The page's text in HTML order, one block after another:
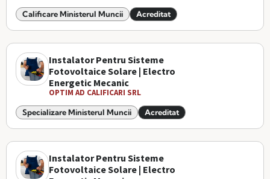
Calificare Ministerul Muncii Acreditat
Instalator Pentru Sisteme
Fotovoltaice Solare | Electro
Energetic Mecanic
OPTIM AD CALIFICARI SRL
Specializare Ministerul Muncii Acreditat
Instalator Pentru Sisteme
Fotovoltaice Solare | Electro